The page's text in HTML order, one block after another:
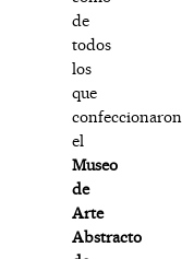
de
todos
los
que
confeccionaron
el
Museo
de
Arte
Abstracto